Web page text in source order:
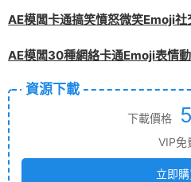
AE模闆卡通搞笑憤怒微笑Emoji社
AE模闆30種網絡卡通Emoji表情
資源下載
下載價格 5
VIP免
立即